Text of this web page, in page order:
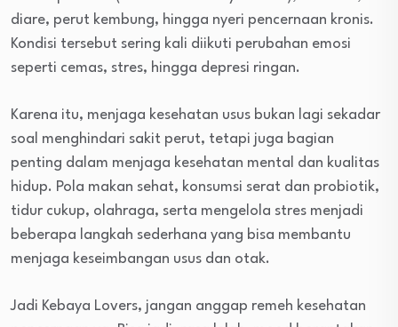
diare, perut kembung, hingga nyeri pencernaan kronis.
Kondisi tersebut sering kali diikuti perubahan emosi
seperti cemas, stres, hingga depresi ringan.
Karena itu, menjaga kesehatan usus bukan lagi sekadar
soal menghindari sakit perut, tetapi juga bagian
penting dalam menjaga kesehatan mental dan kualitas
hidup. Pola makan sehat, konsumsi serat dan probiotik,
tidur cukup, olahraga, serta mengelola stres menjadi
beberapa langkah sederhana yang bisa membantu
menjaga keseimbangan usus dan otak.
Jadi Kebaya Lovers, jangan anggap remeh kesehatan